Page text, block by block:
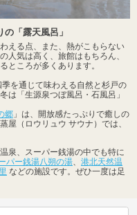
「露天風呂」
える点、また、熱がこもらない
人気は高く、旅館はもちろん、
ところが多くあります。
季を通じて味わえる自然と杉戸の
は「生源泉つぼ風呂・石風呂」
郷 」は、開放感たっぷりで癒しの
屋（ロウリュウ サウナ）では、
泉、スーパー銭湯の中でも特に
パー銭湯八朔の湯、 港北天然温
などの施設です。ぜひ一度は足